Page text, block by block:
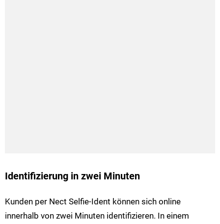
Identifizierung in zwei Minuten
Kunden per Nect Selfie-Ident können sich online
innerhalb von zwei Minuten identifizieren. In einem